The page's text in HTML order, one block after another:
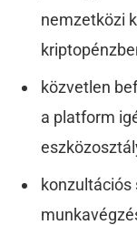
nemzetközi
közvetlen
a platform
konzultációs